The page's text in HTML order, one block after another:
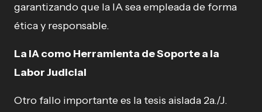
garantizando que la IA sea empleada de forma
ética y responsable.
La IA como Herramienta de Soporte a la
Labor Judicial
Otro fallo importante es la tesis aislada 2a./J.